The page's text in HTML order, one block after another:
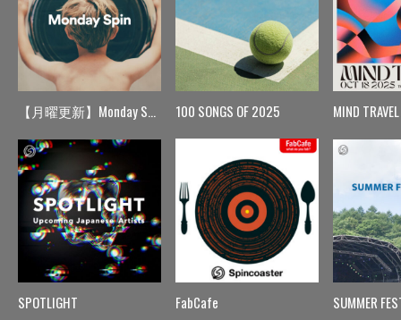
【月曜更新】Monday Spin
SPOTLIGHT
100 SONGS OF 2025
FabCafe
MIND TRAVEL
SUMMER